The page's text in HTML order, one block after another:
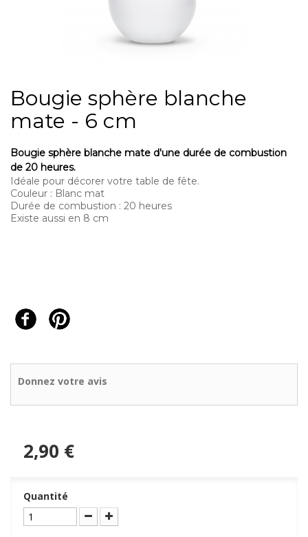
Bougie sphère blanche
mate - 6 cm
Bougie sphère blanche mate d'une durée de combustion
de 20 heures.
Idéale pour décorer votre table de fête.
Couleur : Blanc mat
Durée de combustion : 20 heures
Existe aussi en 8 cm
Donnez votre avis
2,90 €
Quantité